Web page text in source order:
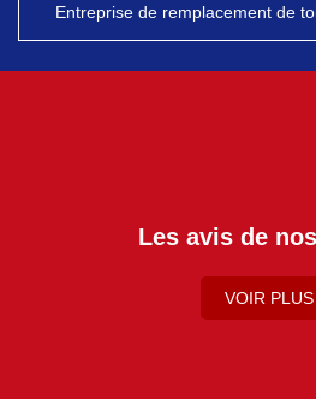
Entreprise de remplacement de
Les avis de
VOIR PLUS